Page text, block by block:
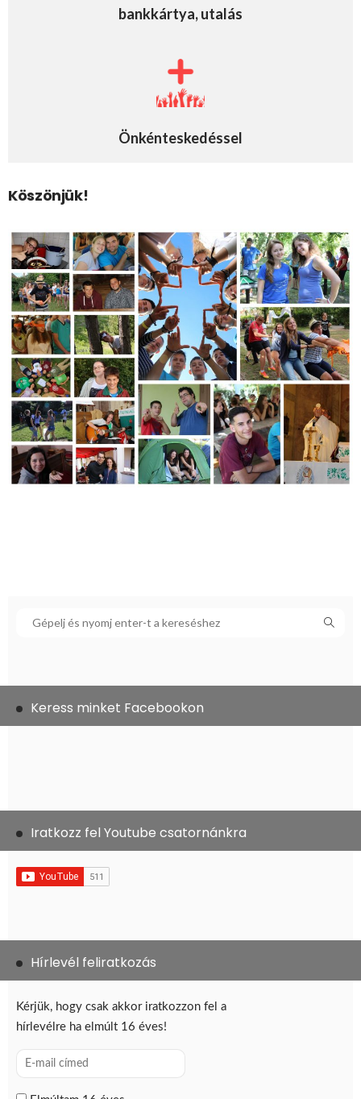
bankkártya, utalás
Önkénteskedéssel
Köszönjük!
Keress minket Facebookon
Iratkozz fel Youtube csatornánkra
Hírlevél feliratkozás